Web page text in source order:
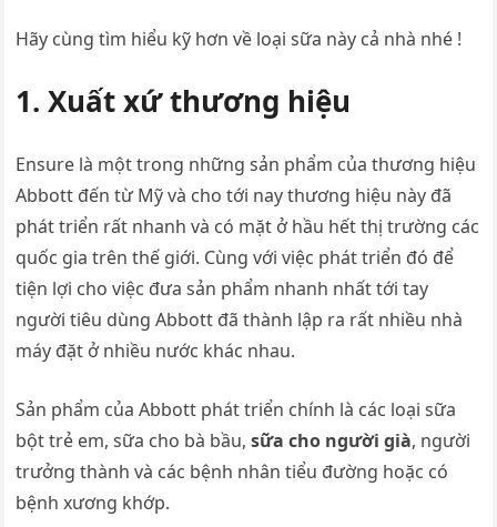
Hãy cùng tìm hiểu kỹ hơn về loại sữa này cả nhà nhé !
1. Xuất xứ thương hiệu
Ensure là một trong những sản phẩm của thương hiệu
Abbott đến từ Mỹ và cho tới nay thương hiệu này đã
phát triển rất nhanh và có mặt ở hầu hết thị trường các
quốc gia trên thế giới. Cùng với việc phát triển đó để
tiện lợi cho việc đưa sản phẩm nhanh nhất tới tay
người tiêu dùng Abbott đã thành lập ra rất nhiều nhà
máy đặt ở nhiều nước khác nhau.
Sản phẩm của Abbott phát triển chính là các loại sữa
bột trẻ em, sữa cho bà bầu,sữa cho người già, người
trưởng thành và các bệnh nhân tiểu đường hoặc có
bệnh xương khớp.